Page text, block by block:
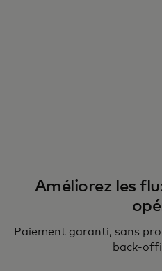
Améliorez les
Paiement garanti, sans
back-